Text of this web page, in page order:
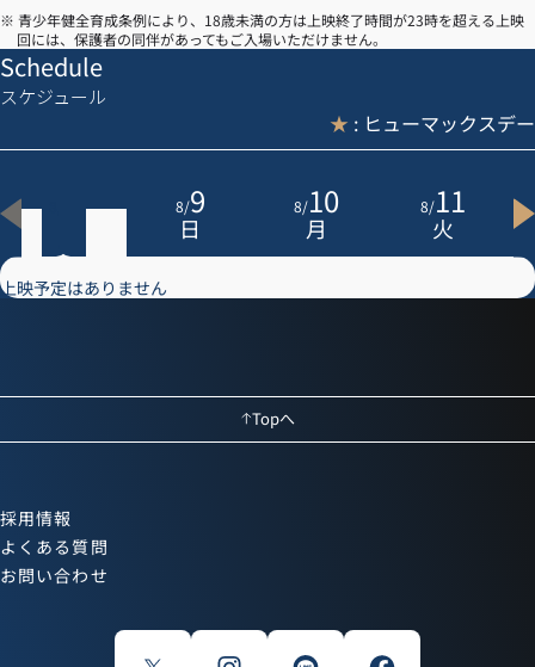
※ 青少年健全育成条例により、18歳未満の方は上映終了時間が23時を超える上映
回には、保護者の同伴があってもご入場いただけません。
Schedule
スケジュール
★ : ヒューマックスデー
8/9
日
8/10
月
8/11
火
上映予定はありません
Topへ
採用情報
よくある質問
お問い合わせ